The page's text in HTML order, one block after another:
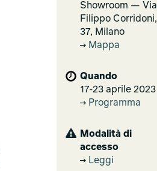
Showroom — Via
Filippo Corridoni,
37, Milano
Mappa
Quando
17-23 aprile 2023
Programma
Modalità di
accesso
Leggi